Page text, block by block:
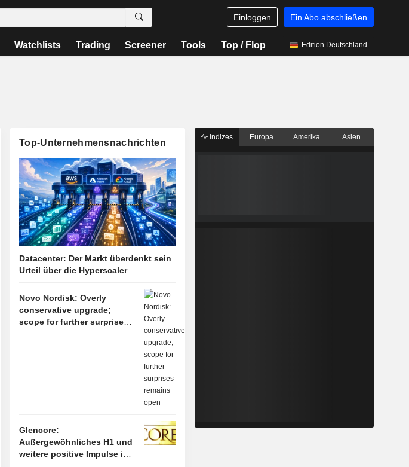
Einloggen Ein Abo abschließen
Watchlists Trading Screener Tools Top / Flop Edition Deutschland
Top-Unternehmensnachrichten
Datacenter: Der Markt überdenkt sein
Urteil über die Hyperscaler
Novo Nordisk: Overly
conservative upgrade;
scope for further surprises
Glencore:
Außergewöhnliches H1 und
weitere positive Impulse in
Indizes Europa Amerika Asien